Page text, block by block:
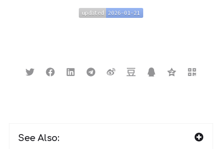
updated
updated 2026-01-21
2026-01-21
See Also: